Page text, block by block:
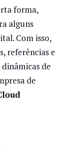
forma,
alguns
Com isso,
referências e
de
de